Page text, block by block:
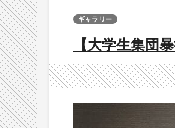
【大学生集団
ギャラリー